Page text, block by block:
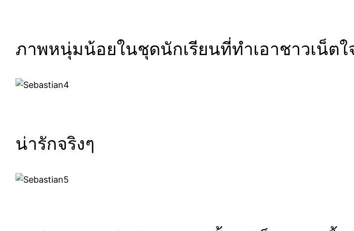
ภาพหนุ่มน้อยในชุดนักเรียนที่ทำเอาชาวเน็ตใ
น่ารักจริงๆ